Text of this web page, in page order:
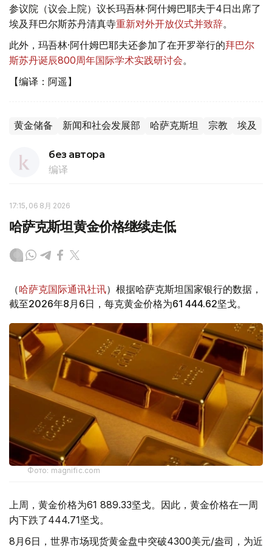
参议院（议会上院）议长玛吾林·阿什姆巴耶夫于4日出席了
埃及拜巴尔斯苏丹清真寺重新对外开放仪式并致辞。
此外，玛吾林·阿什姆巴耶夫还参加了在开罗举行的拜巴尔
斯苏丹诞辰800周年国际学术实践研讨会。
【编译：阿遥】
黄金储备 新闻和社会发展部 哈萨克斯坦 宗教 埃及
без автора
编译
17:15, 06 8月 2026
哈萨克斯坦黄金价格继续走低
（哈萨克国际通讯社讯）根据哈萨克斯坦国家银行的数据，
截至2026年8月6日，每克黄金价格为61 444.62坚戈。
Фото: magnific.com
上周，黄金价格为61 889.33坚戈。因此，黄金价格在一周
内下跌了444.71坚戈。
8月6日，世界市场现货黄金盘中突破4300美元/盎司，为近